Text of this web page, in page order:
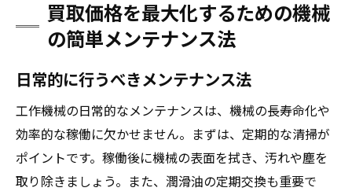
買取価格を最大化するための機械
の簡単メンテナンス法
日常的に行うべきメンテナンス法
工作機械の日常的なメンテナンスは、機械の長寿命化や
効率的な稼働に欠かせません。まずは、定期的な清掃が
ポイントです。稼働後に機械の表面を拭き、汚れや塵を
取り除きましょう。また、潤滑油の定期交換も重要で